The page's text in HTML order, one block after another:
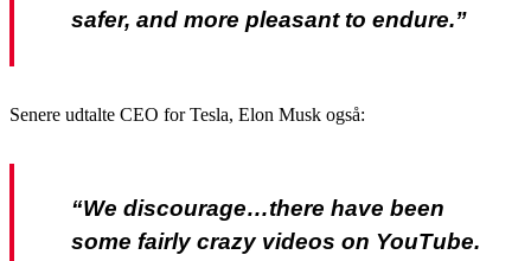
safer, and more pleasant to endure.”
Senere udtalte CEO for Tesla, Elon Musk også:
“We discourage…there have been
some fairly crazy videos on YouTube.